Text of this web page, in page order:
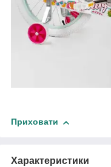
Приховати
Характеристики